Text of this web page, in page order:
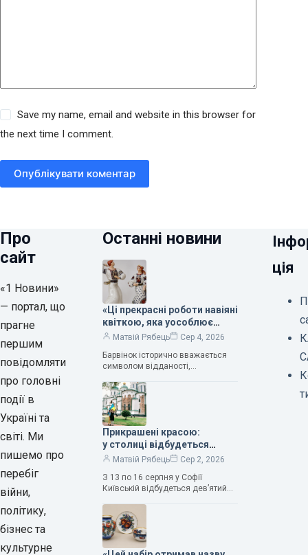
Save my name, email and website in this browser for
the next time I comment.
Опублікувати коментар
Про
сайт
«1 Новини»
— портал, що
прагне
першим
повідомляти
про головні
події в
Україні та
світі. Ми
пишемо про
перебіг
війни,
політику,
бізнес та
культурне
Останні новини
«Ці прекрасні роботи навіяні
квіткою, яка уособлює
нескінченне кохання», —
Людмила Карпінська-
Романюк
Матвій Рябець
Сер 4, 2026
Барвінок історично вважається
символом відданості,
та тривалого подружнього союзу.
Саме тому ця рослина надихала і
продовжує надихати митців на
Прикрашені красою:
у столиці відбудеться
дев’ятий фестиваль
Матвій Рябець
Сер 2, 2026
З 13 по 16 серпня у Софії
Київській відбудеться дев’ятий
мистецтв Bouquet Kyiv Stage. Ця
подія традиційно…
ція